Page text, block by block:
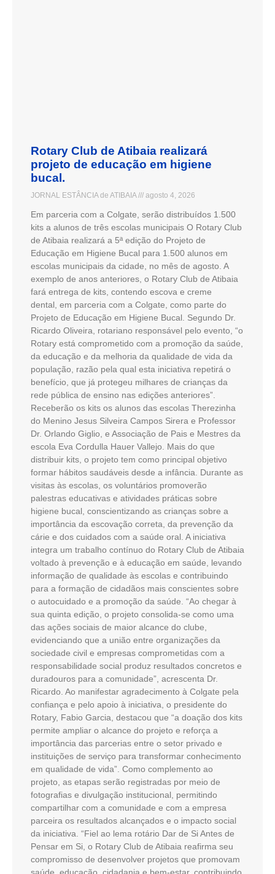
Rotary Club de Atibaia realizará
projeto de educação em higiene
bucal.
JORNAL ESTÂNCIA de ATIBAIA agosto 4, 2026
Em parceria com a Colgate, serão distribuídos 1.500
kits a alunos de três escolas municipais O Rotary Club
de Atibaia realizará a 5ª edição do Projeto de
Educação em Higiene Bucal para 1.500 alunos em
escolas municipais da cidade, no mês de agosto. A
exemplo de anos anteriores, o Rotary Club de Atibaia
fará entrega de kits, contendo escova e creme
dental, em parceria com a Colgate, como parte do
Projeto de Educação em Higiene Bucal. Segundo Dr.
Ricardo Oliveira, rotariano responsável pelo evento, “o
Rotary está comprometido com a promoção da saúde,
da educação e da melhoria da qualidade de vida da
população, razão pela qual esta iniciativa repetirá o
benefício, que já protegeu milhares de crianças da
rede pública de ensino nas edições anteriores”.
Receberão os kits os alunos das escolas Therezinha
do Menino Jesus Silveira Campos Sirera e Professor
Dr. Orlando Giglio, e Associação de Pais e Mestres da
escola Eva Cordulla Hauer Vallejo. Mais do que
distribuir kits, o projeto tem como principal objetivo
formar hábitos saudáveis desde a infância. Durante as
visitas às escolas, os voluntários promoverão
palestras educativas e atividades práticas sobre
higiene bucal, conscientizando as crianças sobre a
importância da escovação correta, da prevenção da
cárie e dos cuidados com a saúde oral. A iniciativa
integra um trabalho contínuo do Rotary Club de Atibaia
voltado à prevenção e à educação em saúde, levando
informação de qualidade às escolas e contribuindo
para a formação de cidadãos mais conscientes sobre
o autocuidado e a promoção da saúde. “Ao chegar à
sua quinta edição, o projeto consolida-se como uma
das ações sociais de maior alcance do clube,
evidenciando que a união entre organizações da
sociedade civil e empresas comprometidas com a
responsabilidade social produz resultados concretos e
duradouros para a comunidade”, acrescenta Dr.
Ricardo. Ao manifestar agradecimento à Colgate pela
confiança e pelo apoio à iniciativa, o presidente do
Rotary, Fabio Garcia, destacou que “a doação dos kits
permite ampliar o alcance do projeto e reforça a
importância das parcerias entre o setor privado e
instituições de serviço para transformar conhecimento
em qualidade de vida”. Como complemento ao
projeto, as etapas serão registradas por meio de
fotografias e divulgação institucional, permitindo
compartilhar com a comunidade e com a empresa
parceira os resultados alcançados e o impacto social
da iniciativa. “Fiel ao lema rotário Dar de Si Antes de
Pensar em Si, o Rotary Club de Atibaia reafirma seu
compromisso de desenvolver projetos que promovam